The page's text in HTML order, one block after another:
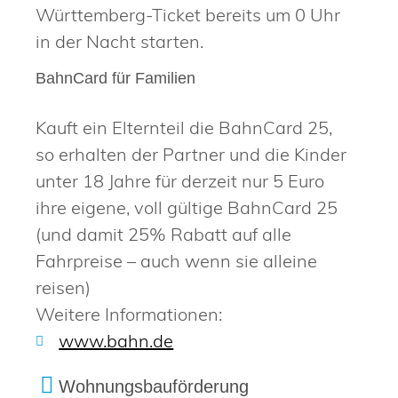
Württemberg-Ticket bereits um 0 Uhr
in der Nacht starten.
BahnCard für Familien
Kauft ein Elternteil die BahnCard 25,
so erhalten der Partner und die Kinder
unter 18 Jahre für derzeit nur 5 Euro
ihre eigene, voll gültige BahnCard 25
(und damit 25% Rabatt auf alle
Fahrpreise – auch wenn sie alleine
reisen)
Weitere Informationen:
www.bahn.de
Wohnungsbauförderung